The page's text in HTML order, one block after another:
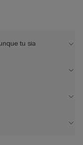
tu sia